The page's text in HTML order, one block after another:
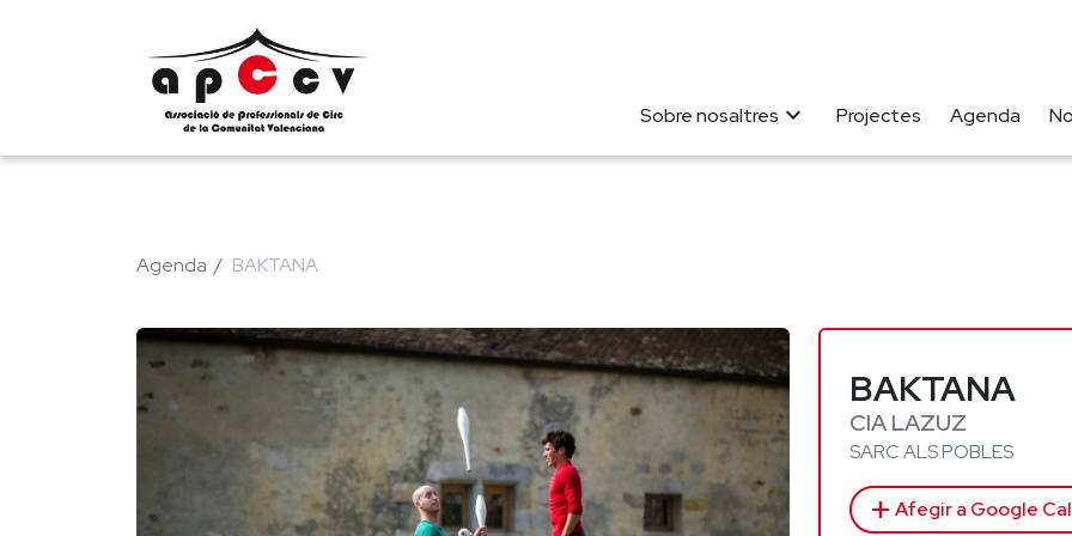
Sobre nosaltres expand_more Projectes Agenda
Agenda BAKTANA
BAKTANA
CIA LAZUZ
SARC ALS POBLES
add Afegir a Google